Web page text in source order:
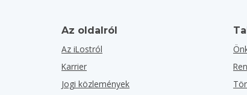
Az oldalról
Az iLostról
Karrier
Jogi közlemények